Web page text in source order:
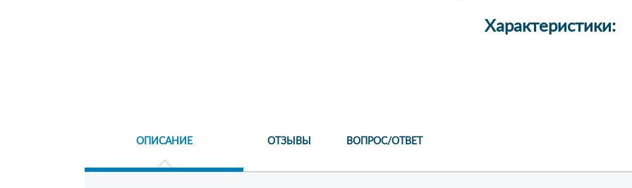
Характеристики:
ОПИСАНИЕ ОТЗЫВЫ ВОПРОС/ОТВЕТ